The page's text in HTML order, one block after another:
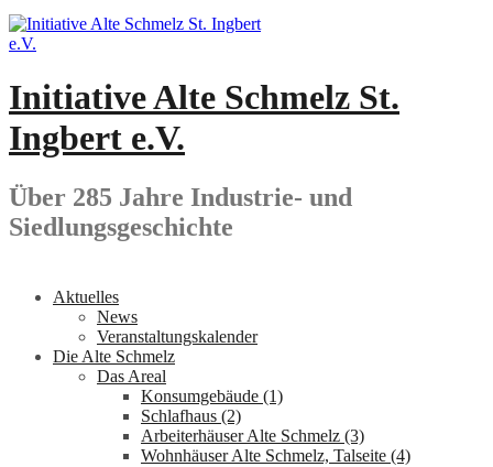
Springe
zum
Inhalt
Initiative Alte Schmelz St.
Ingbert e.V.
Über 285 Jahre Industrie- und
Siedlungsgeschichte
Aktuelles
News
Veranstaltungskalender
Die Alte Schmelz
Das Areal
Konsumgebäude (1)
Schlafhaus (2)
Arbeiterhäuser Alte Schmelz (3)
Wohnhäuser Alte Schmelz, Talseite (4)